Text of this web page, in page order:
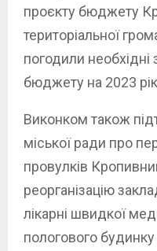
проєкту бюджету
територіальної
погодили необхідні
бюджету на 2023
Виконком також
міської ради про
провулків
реорганізацію
лікарні швидкої
пологового